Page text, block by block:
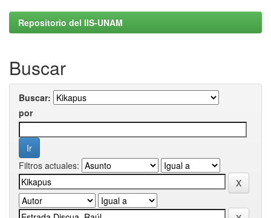
Repositorio del IIS-UNAM
Buscar
Buscar:
por
Filtros actuales: